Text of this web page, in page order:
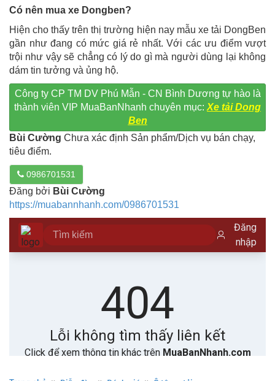
Có nên mua xe Dongben?
Hiện cho thấy trên thị trường hiện nay mẫu xe tải DongBen
gần như đang có mức giá rẻ nhất. Với các ưu điểm vượt
trội như vậy sẽ chẳng có lý do gì mà người dùng lại không
dám tin tưởng và ủng hộ.
Công ty CP TM DV Phú Mẫn - CN Bình Dương tự hào là
thành viên VIP MuaBanNhanh chuyên mục: Xe tải Dong
Ben
Bùi Cường Chưa xác định Sản phẩm/Dịch vụ bán chạy,
tiêu điểm.
0986701531
Đăng bởi Bùi Cường
https://muabannhanh.com/0986701531